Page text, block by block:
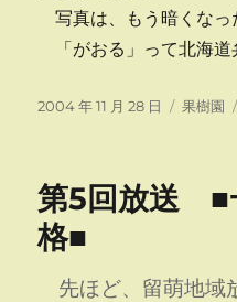
写真は、もう暗くなっ
「がおる」って北海道
投
2004 年 11 月 28 日
カ
果樹園
第5回放送 ■
格■
先ほど、留萌地